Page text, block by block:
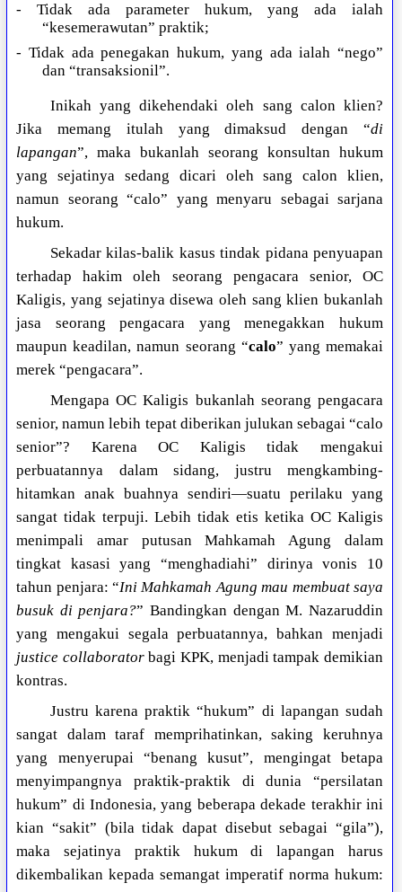
- Tidak ada parameter hukum, yang ada ialah
“kesemerawutan” praktik;
- Tidak ada penegakan hukum, yang ada ialah “nego”
dan “transaksionil”.
Inikah yang dikehendaki oleh sang calon klien?
Jika memang itulah yang dimaksud dengan “di
lapangan”, maka bukanlah seorang konsultan hukum
yang sejatinya sedang dicari oleh sang calon klien,
namun seorang “calo” yang menyaru sebagai sarjana
hukum.
Sekadar kilas-balik kasus tindak pidana penyuapan
terhadap hakim oleh seorang pengacara senior, OC
Kaligis, yang sejatinya disewa oleh sang klien bukanlah
jasa seorang pengacara yang menegakkan hukum
maupun keadilan, namun seorang “calo” yang memakai
merek “pengacara”.
Mengapa OC Kaligis bukanlah seorang pengacara
senior, namun lebih tepat diberikan julukan sebagai “calo
senior”? Karena OC Kaligis tidak mengakui
perbuatannya dalam sidang, justru mengkambing-
hitamkan anak buahnya sendiri—suatu perilaku yang
sangat tidak terpuji. Lebih tidak etis ketika OC Kaligis
menimpali amar putusan Mahkamah Agung dalam
tingkat kasasi yang “menghadiahi” dirinya vonis 10
tahun penjara: “Ini Mahkamah Agung mau membuat saya
busuk di penjara?” Bandingkan dengan M. Nazaruddin
yang mengakui segala perbuatannya, bahkan menjadi
justice collaboratorbagi KPK, menjadi tampak demikian
kontras.
Justru karena praktik “hukum” di lapangan sudah
sangat dalam taraf memprihatinkan, saking keruhnya
yang menyerupai “benang kusut”, mengingat betapa
menyimpangnya praktik-praktik di dunia “persilatan
hukum” di Indonesia, yang beberapa dekade terakhir ini
kian “sakit” (bila tidak dapat disebut sebagai “gila”),
maka sejatinya praktik hukum di lapangan harus
dikembalikan kepada semangat imperatif norma hukum: